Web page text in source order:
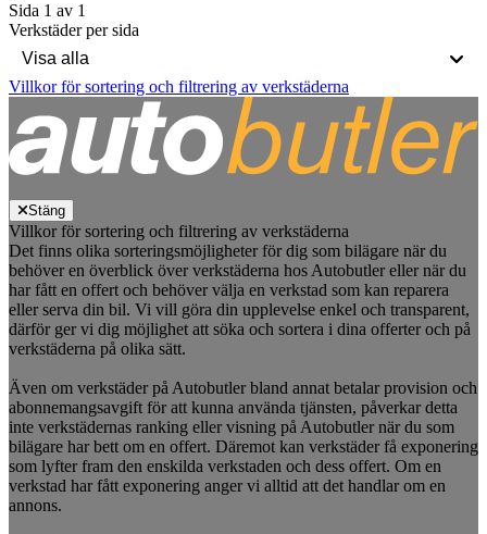
Sida 1 av 1
Verkstäder per sida
Villkor för sortering och filtrering av verkstäderna
Stäng
Villkor för sortering och filtrering av verkstäderna
Det finns olika sorteringsmöjligheter för dig som bilägare när du
behöver en överblick över verkstäderna hos Autobutler eller när du
har fått en offert och behöver välja en verkstad som kan reparera
eller serva din bil. Vi vill göra din upplevelse enkel och transparent,
därför ger vi dig möjlighet att söka och sortera i dina offerter och på
verkstäderna på olika sätt.
Även om verkstäder på Autobutler bland annat betalar provision och
abonnemangsavgift för att kunna använda tjänsten, påverkar detta
inte verkstädernas ranking eller visning på Autobutler när du som
bilägare har bett om en offert. Däremot kan verkstäder få exponering
som lyfter fram den enskilda verkstaden och dess offert. Om en
verkstad har fått exponering anger vi alltid att det handlar om en
annons.